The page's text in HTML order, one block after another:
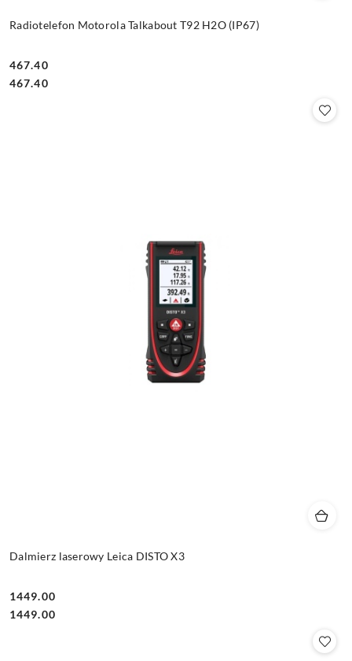
Radiotelefon Motorola Talkabout T92 H2O (IP67)
Cena:
467.40
Cena:
467.40
Dalmierz laserowy Leica DISTO X3
Cena:
1449.00
Cena:
1449.00